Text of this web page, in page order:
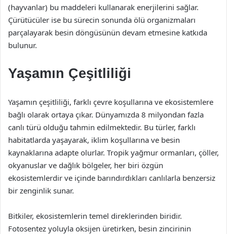
(hayvanlar) bu maddeleri kullanarak enerjilerini sağlar.
Çürütücüler ise bu sürecin sonunda ölü organizmaları
parçalayarak besin döngüsünün devam etmesine katkıda
bulunur.
Yaşamın Çeşitliliği
Yaşamın çeşitliliği, farklı çevre koşullarına ve ekosistemlere
bağlı olarak ortaya çıkar. Dünyamızda 8 milyondan fazla
canlı türü olduğu tahmin edilmektedir. Bu türler, farklı
habitatlarda yaşayarak, iklim koşullarına ve besin
kaynaklarına adapte olurlar. Tropik yağmur ormanları, çöller,
okyanuslar ve dağlık bölgeler, her biri özgün
ekosistemlerdir ve içinde barındırdıkları canlılarla benzersiz
bir zenginlik sunar.
Bitkiler, ekosistemlerin temel direklerinden biridir.
Fotosentez yoluyla oksijen üretirken, besin zincirinin